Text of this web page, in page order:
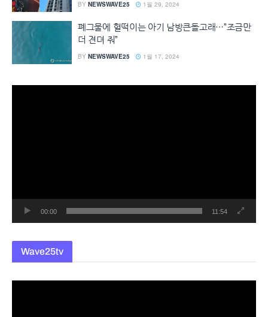
BY NEWSWAVE25 1월 29, 2024
폐그물에 헐떡이는 아기 남방큰돌고래…”조금만
더 견뎌 줘”
BY NEWSWAVE25 1월 17, 2024
00:00 11:54
Wave25tv